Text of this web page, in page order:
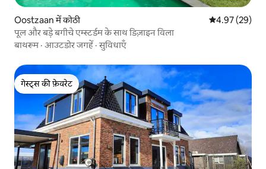
Oostzaan में कोठी औसत रेटिंग 5 में
4.97 (29)
पूल और बड़े बगीचे एम्स्टर्डम के साथ डिज़ाइन विला
बाथरूम· आउटडोर जगहें ·सुविधाएँ
गेस्ट्स की फ़ेवरेट
गेस्ट्स की फ़ेवरेट